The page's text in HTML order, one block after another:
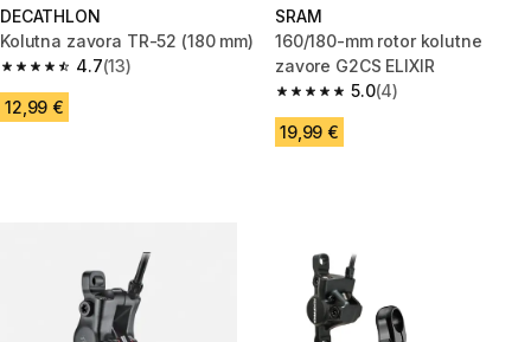
DECATHLON
Kolutna zavora TR-52 (180 mm)
4.7
4.7 od 5 zvezdic from 13 ocene
(13)
12,99 €
SRAM
160/180-mm rotor kolutne
zavore G2CS ELIXIR
5.0
5.0 od 5 zvezdic from 4 ocene
(4)
19,99 €